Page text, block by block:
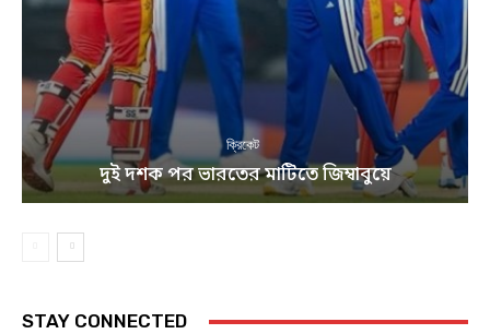
ক্রিকেট
দুই দশক পর ভারতের মাটিতে জিম্বাবুয়ে
STAY CONNECTED